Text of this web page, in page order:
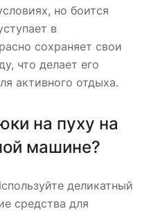
но боится
в
сохраняет свои
что делает его
активного отдыха.
на пуху на
машине?
деликатный
средства для